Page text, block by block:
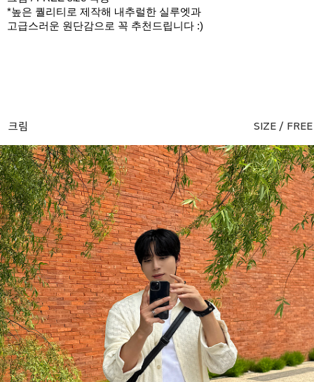
*높은 퀄리티로 제작해 내추럴한 실루엣과
고급스러운 원단감으로 꼭 추천드립니다 :)
크림 SIZE / FREE